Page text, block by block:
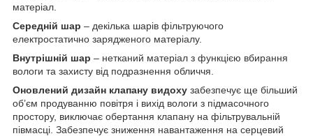
матеріал.
Середній шар – декілька шарів фільтруючого
електростатично зарядженого матеріалу.
Внутрішній шар – нетканий матеріал з функцією вбирання
вологи та захисту від подразнення обличчя.
Оновлений дизайн клапану видоху забезпечує ще більший
об’єм продуванню повітря і вихід вологи з підмасочного
простору, виключає обертання клапану на фільтрувальній
півмасці. Забезпечує зниження навантаження на серцевий